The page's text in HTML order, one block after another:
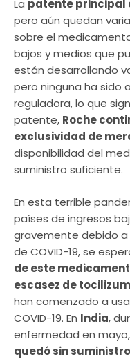
La patente principal
pero aún quedan
sobre el
bajos y medios que
están desarrollando
pero ninguna ha sido
reguladora, lo que
patente, Roche
exclusividad de
disponibilidad del
suministro suficiente.
En esta terrible
países de ingresos
gravemente debido
de COVID-19, se
de este
escasez de
han comenzado a
COVID-19. En India,
enfermedad en
quedó sin